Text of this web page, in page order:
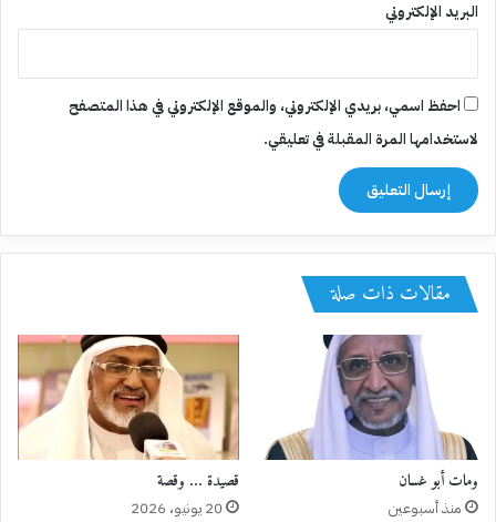
البريد الإلكتروني
احفظ اسمي، بريدي الإلكتروني، والموقع الإلكتروني في هذا المتصفح
لاستخدامها المرة المقبلة في تعليقي.
مقالات ذات صلة
ومات أبو غسان
منذ أسبوعين
قصيدة … وقصة
20 يونيو، 2026